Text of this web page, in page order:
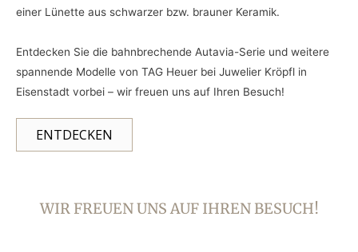
einer Lünette aus schwarzer bzw. brauner Keramik.
Entdecken Sie die bahnbrechende Autavia-Serie und weitere
spannende Modelle von TAG Heuer bei Juwelier Kröpfl in
Eisenstadt vorbei – wir freuen uns auf Ihren Besuch!
ENTDECKEN
WIR FREUEN UNS AUF IHREN BESUCH!